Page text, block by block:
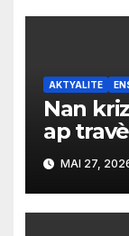
AKTYALITE
Nan
ap
yo,
eseye
MAI 27,